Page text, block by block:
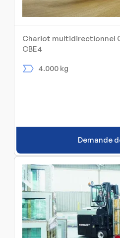
Chariot multidirectionnel
CBE4
4.000 kg
Demande